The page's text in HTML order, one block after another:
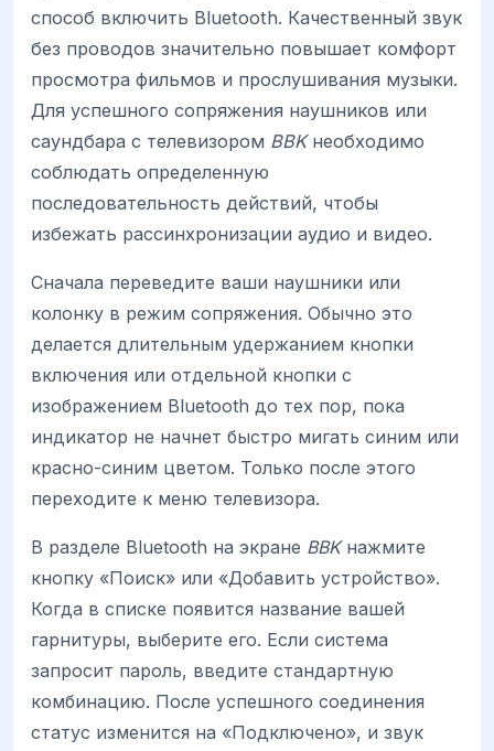
способ включить Bluetooth. Качественный звук
без проводов значительно повышает комфорт
просмотра фильмов и прослушивания музыки.
Для успешного сопряжения наушников или
саундбара с телевизором BBKнеобходимо
соблюдать определенную
последовательность действий, чтобы
избежать рассинхронизации аудио и видео.
Сначала переведите ваши наушники или
колонку в режим сопряжения. Обычно это
делается длительным удержанием кнопки
включения или отдельной кнопки с
изображением Bluetooth до тех пор, пока
индикатор не начнет быстро мигать синим или
красно-синим цветом. Только после этого
переходите к меню телевизора.
В разделе Bluetooth на экране BBKнажмите
кнопку «Поиск» или «Добавить устройство».
Когда в списке появится название вашей
гарнитуры, выберите его. Если система
запросит пароль, введите стандартную
комбинацию. После успешного соединения
статус изменится на «Подключено», и звук